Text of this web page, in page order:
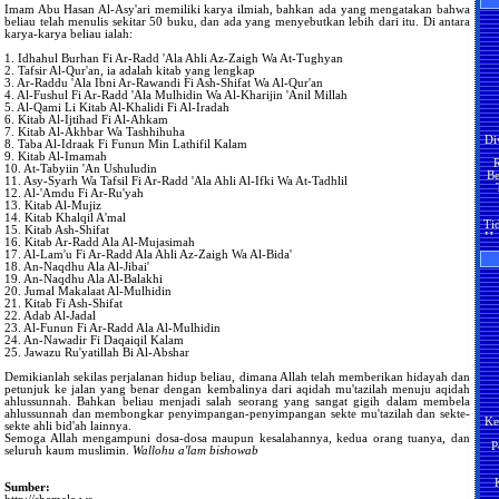
Imam Abu Hasan Al-Asy'ari memiliki karya ilmiah, bahkan ada yang mengatakan bahwa
beliau telah menulis sekitar 50 buku, dan ada yang menyebutkan lebih dari itu. Di antara
karya-karya beliau ialah:
1. Idhahul Burhan Fi Ar-Radd 'Ala Ahli Az-Zaigh Wa At-Tughyan
2. Tafsir Al-Qur'an, ia adalah kitab yang lengkap
3. Ar-Raddu 'Ala Ibni Ar-Rawandi Fi Ash-Shifat Wa Al-Qur'an
4. Al-Fushul Fi Ar-Radd 'Ala Mulhidin Wa Al-Kharijin 'Anil Millah
5. Al-Qami Li Kitab Al-Khalidi Fi Al-Iradah
6. Kitab Al-Ijtihad Fi Al-Ahkam
7. Kitab Al-Akhbar Wa Tashhihuha
8. Taba Al-Idraak Fi Funun Min Lathifil Kalam
9. Kitab Al-Imamah
10. At-Tabyiin 'An Ushuludin
11. Asy-Syarh Wa Tafsil Fi Ar-Radd 'Ala Ahli Al-Ifki Wa At-Tadhlil
12. Al-'Amdu Fi Ar-Ru'yah
13. Kitab Al-Mujiz
14. Kitab Khalqil A'mal
15. Kitab Ash-Shifat
16. Kitab Ar-Radd Ala Al-Mujasimah
17. Al-Lam'u Fi Ar-Radd Ala Ahli Az-Zaigh Wa Al-Bida'
18. An-Naqdhu Ala Al-Jibai'
19. An-Naqdhu Ala Al-Balakhi
20. Jumal Makalaat Al-Mulhidin
21. Kitab Fi Ash-Shifat
22. Adab Al-Jadal
23. Al-Funun Fi Ar-Radd Ala Al-Mulhidin
24. An-Nawadir Fi Daqaiqil Kalam
25. Jawazu Ru'yatillah Bi Al-Abshar
Demikianlah sekilas perjalanan hidup beliau, dimana Allah telah memberikan hidayah dan
petunjuk ke jalan yang benar dengan kembalinya dari aqidah mu'tazilah menuju aqidah
ahlussunnah. Bahkan beliau menjadi salah seorang yang sangat gigih dalam membela
ahlussunnah dan membongkar penyimpangan-penyimpangan sekte mu'tazilah dan sekte-
sekte ahli bid'ah lainnya.
Semoga Allah mengampuni dosa-dosa maupun kesalahannya, kedua orang tuanya, dan
seluruh kaum muslimin. Wallohu a'lam bishowab
Sumber: